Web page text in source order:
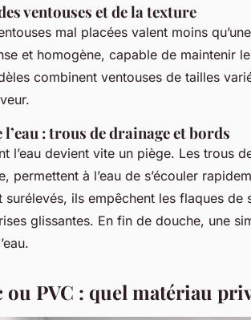
ventouses et de la texture
mal placées valent moins
et homogène, capable de maintenir
combinent ventouses de tailles
l’eau : trous de drainage et bords
l’eau devient vite un piège. Les trous
permettent à l’eau de s’écouler
surélevés, ils empêchent les flaques
glissantes. En fin de douche, une
ou PVC : quel matériau